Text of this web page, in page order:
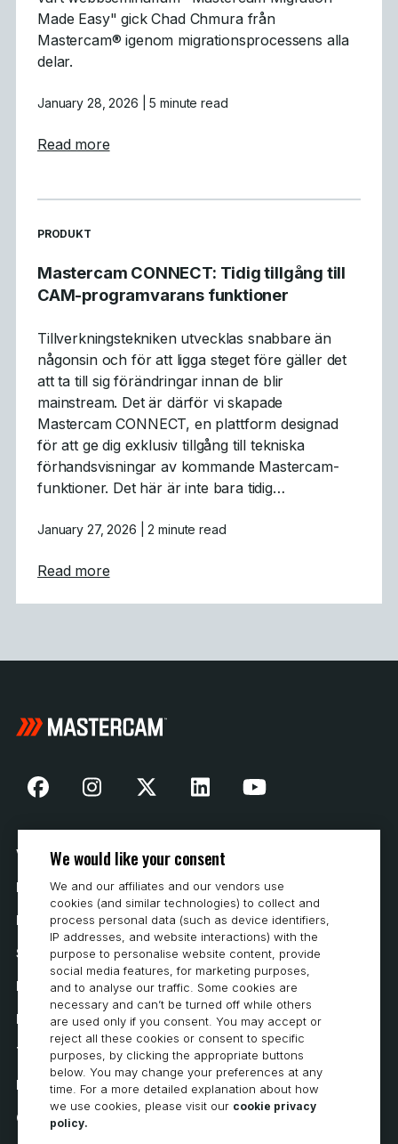
Made Easy" gick Chad Chmura från
Mastercam® igenom migrationsprocessens alla
delar.
January 28, 2026 | 5 minute read
Read moreabout Vad vi lärde oss: Sammanfattning
READ MORE ARTICLES ABOUT
PRODUKT
Mastercam CONNECT: Tidig tillgång till
CAM-programvarans funktioner
Tillverkningstekniken utvecklas snabbare än
någonsin och för att ligga steget före gäller det
att ta till sig förändringar innan de blir
mainstream. Det är därför vi skapade
Mastercam CONNECT, en plattform designad
för att ge dig exklusiv tillgång till tekniska
förhandsvisningar av kommande Mastercam-
funktioner. Det här är inte bara tidig…
January 27, 2026 | 2 minute read
Read moreabout Mastercam CONNECT: Tidig
Vår historia
Hur man köper
Karriär
Systemkrav
Integritet
Integritetspolicy
Tillgänglighetsutlåtande
Policy för cookies
Cookie Preferences
We would like your consent
We and our affiliates and our vendors use
cookies (and similar technologies) to collect and
process personal data (such as device identifiers,
IP addresses, and website interactions) with the
purpose to personalise website content, provide
social media features, for marketing purposes,
and to analyse our traffic. Some cookies are
necessary and can’t be turned off while others
are used only if you consent. You may accept or
reject all these cookies or consent to specific
purposes, by clicking the appropriate buttons
below. You may change your preferences at any
time. For a more detailed explanation about how
we use cookies, please visit our cookie privacy
policy.